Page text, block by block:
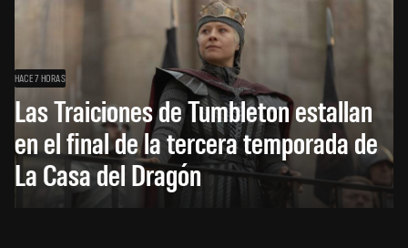
HACE 7 HORAS
Las Traiciones de Tumbleton estallan
en el final de la tercera temporada de
La Casa del Dragón